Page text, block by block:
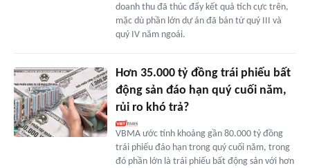
doanh thu đã thúc đẩy kết quả tích cực trên,
mặc dù phần lớn dự án đã bán từ quý III và
quý IV năm ngoái.
Hơn 35.000 tỷ đồng trái phiếu bất
động sản đáo hạn quý cuối năm,
rủi ro khó trả?
VBMA ước tính khoảng gần 80.000 tỷ đồng
trái phiếu đáo hạn trong quý cuối năm, trong
đó phần lớn là trái phiếu bất động sản với hơn